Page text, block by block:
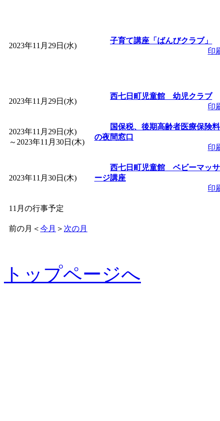
2023年11月29日(水)
子育て講座「ばんびクラブ」
印
2023年11月29日(水)
西七日町児童館 幼児クラブ
印
2023年11月29日(水)
～ 2023年11月30日(木)
国保税、後期高齢者医療保険料
の夜間窓口
印
2023年11月30日(木)
西七日町児童館 ベビーマッサ
ージ講座
印
11月の行事予定
前の月 ＜ 今月 ＞ 次の月
トップページへ